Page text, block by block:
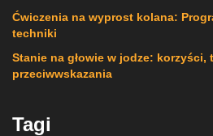
Ćwiczenia na wyprost kolana:
techniki
Stanie na głowie w jodze: korzyści,
przeciwwskazania
Tagi